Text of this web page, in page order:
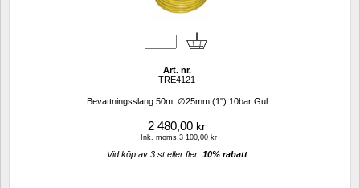
Art. nr.
TRE4121
Bevattningsslang 50m, ∅25mm (1") 10bar Gul
2 480,00 kr
Ink. moms.3 100,00 kr
Vid köp av 3 st eller fler: 10% rabatt